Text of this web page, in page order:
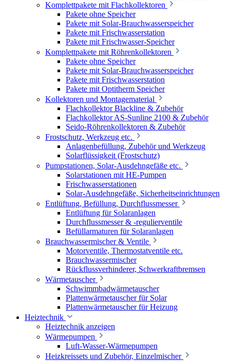
Komplettpakete mit Flachkollektoren
Pakete ohne Speicher
Pakete mit Solar-Brauchwasserspeicher
Pakete mit Frischwasserstation
Pakete mit Frischwasser-Speicher
Komplettpakete mit Röhrenkollektoren
Pakete ohne Speicher
Pakete mit Solar-Brauchwasserspeicher
Pakete mit Frischwasserstation
Pakete mit Optitherm Speicher
Kollektoren und Montagematerial
Flachkollektor Blackline & Zubehör
Flachkollektor AS-Sunline 2100 & Zubehör
Seido-Röhrenkollektoren & Zubehör
Frostschutz, Werkzeug etc.
Anlagenbefüllung, Zubehör und Werkzeug
Solarflüssigkeit (Frostschutz)
Pumpstationen, Solar-Ausdehngefäße etc.
Solarstationen mit HE-Pumpen
Frischwasserstationen
Solar-Ausdehngefäße, Sicherheitseinrichtungen
Entlüftung, Befüllung, Durchflussmesser
Entlüftung für Solaranlagen
Durchflussmesser & -regulierventile
Befüllarmaturen für Solaranlagen
Brauchwassermischer & Ventile
Motorventile, Thermostatventile etc.
Brauchwassermischer
Rückflussverhinderer, Schwerkraftbremsen
Wärmetauscher
Schwimmbadwärmetauscher
Plattenwärmetauscher für Solar
Plattenwärmetauscher für Heizung
Heiztechnik
Heiztechnik anzeigen
Wärmepumpen
Luft-Wasser-Wärmepumpen
Heizkreissets und Zubehör, Einzelmischer